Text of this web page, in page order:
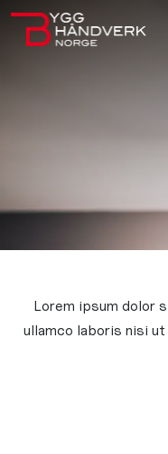
Lorem ipsum dolor
ullamco laboris nisi